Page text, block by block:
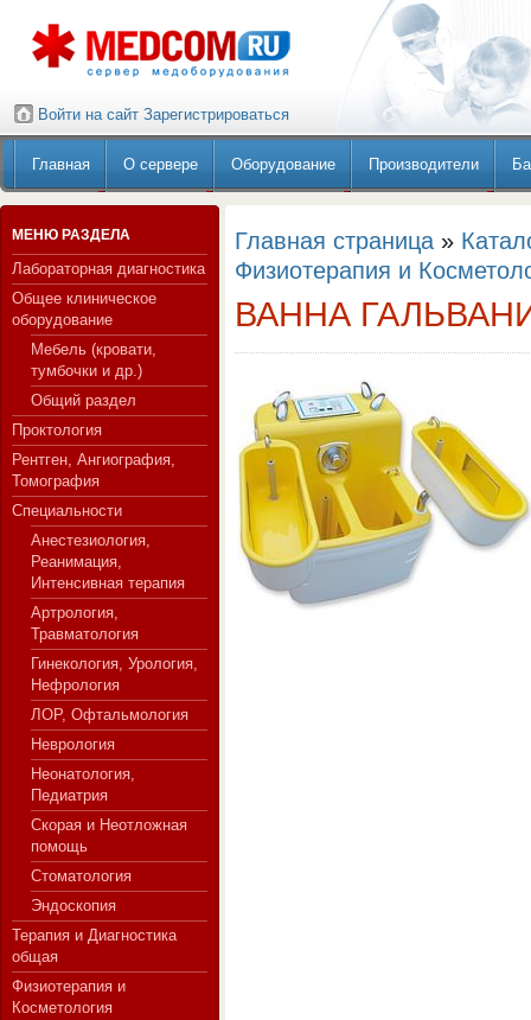
СЕРВЕР МЕДИЦИНСКОГО
Войти на сайт Зарегистрироваться
Главная О сервере Оборудование Производители
МЕНЮ РАЗДЕЛА
Лабораторная диагностика
Общее клиническое
оборудование
Мебель (кровати,
тумбочки и др.)
Общий раздел
Проктология
Рентген, Ангиография,
Томография
Специальности
Анестезиология,
Реанимация,
Интенсивная терапия
Артрология,
Травматология
Гинекология, Урология,
Нефрология
ЛОР, Офтальмология
Неврология
Неонатология,
Педиатрия
Скорая и Неотложная
помощь
Стоматология
Эндоскопия
Терапия и Диагностика
общая
Физиотерапия и
Косметология
Главная страница »
Физиотерапия и
ВАННА